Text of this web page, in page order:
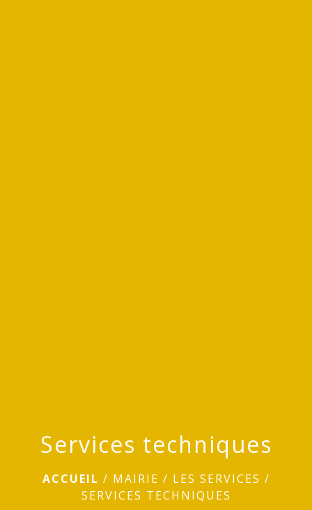
Services techniques
ACCUEIL / MAIRIE / LES SERVICES /
SERVICES TECHNIQUES